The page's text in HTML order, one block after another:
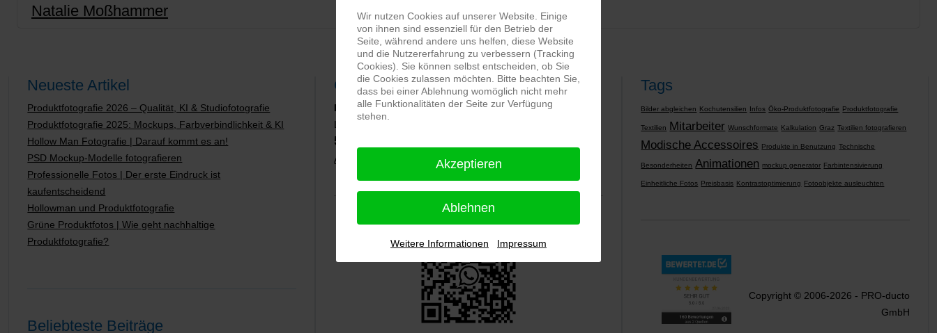
Natalie Moßhammer
Neueste Artikel
Produktfotografie 2026 – Qualität, KI & Studiofotografie
Produktfotografie 2025: Mockups, Farbverbindlichkeit & KI
Hollow Man Fotografie | Darauf kommt es an!
PSD Mockup-Modelle fotografieren
Professionelle Fotos | Der erste Eindruck ist
kaufentscheidend
Hollowman und Produktfotografie
Grüne Produktfotos | Wie geht nachhaltige
Produktfotografie?
Beliebteste Beiträge
Google Rezensionen
PRO-ducto GmbH, Fotografie und Bildbearbeitung in
Lichtenau
5,0
Alle Rezensionen ansehen|Bewertung abgeben
Tags
Bilder abgleichen Kochutensilien Infos Öko-Produktfotografie Produktfotografie
Textilien Mitarbeiter Wunschformate Kalkulation Graz Textilien fotografieren
Modische Accessoires Produkte in Benutzung Technische
Besonderheiten Animationen mockup generator Farbintensivierung
Einheitliche Fotos Preisbasis Kontrastoptimierung Fotoobjekte ausleuchten
Copyright © 2006-2026 - PRO-ducto
GmbH
Wir nutzen Cookies auf unserer Website. Einige
von ihnen sind essenziell für den Betrieb der
Seite, während andere uns helfen, diese Website
und die Nutzererfahrung zu verbessern (Tracking
Cookies). Sie können selbst entscheiden, ob Sie
die Cookies zulassen möchten. Bitte beachten Sie,
dass bei einer Ablehnung womöglich nicht mehr
alle Funktionalitäten der Seite zur Verfügung
stehen.
Akzeptieren
Ablehnen
Weitere Informationen Impressum